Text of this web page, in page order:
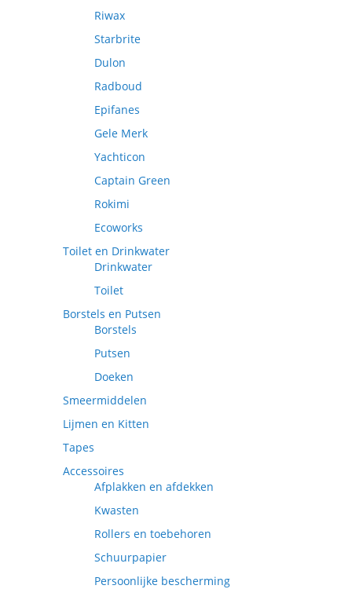
Riwax
Starbrite
Dulon
Radboud
Epifanes
Gele Merk
Yachticon
Captain Green
Rokimi
Ecoworks
Toilet en Drinkwater
Drinkwater
Toilet
Borstels en Putsen
Borstels
Putsen
Doeken
Smeermiddelen
Lijmen en Kitten
Tapes
Accessoires
Afplakken en afdekken
Kwasten
Rollers en toebehoren
Schuurpapier
Persoonlijke bescherming